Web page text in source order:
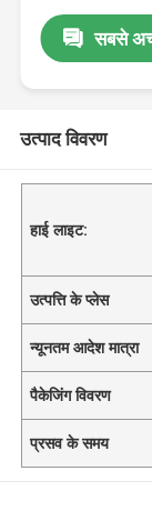
सबसे
उत्पाद विवरण
हाई लाइट:
उत्पत्ति के प्लेस
न्यूनतम आदेश मात्रा
पैकेजिंग विवरण
प्रसव के समय